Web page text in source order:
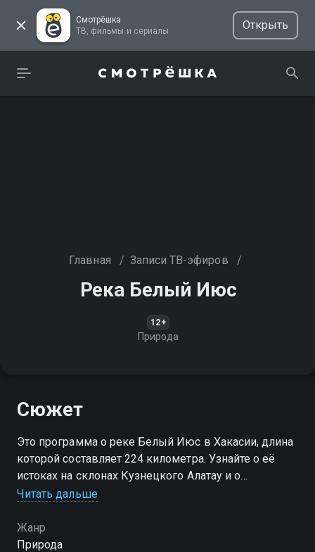
Смотрёшка
ТВ, фильмы и сериалы
Открыть
Главная / Записи ТВ-эфиров /
Река Белый Июс
12+
Природа
Сюжет
Это программа о реке Белый Июс в Хакасии, длина
которой составляет 224 километра. Узнайте о её
истоках на склонах Кузнецкого Алатау и о
достопримечательностях вдоль берегов, таких как
Читать дальше
Жанр
Природа